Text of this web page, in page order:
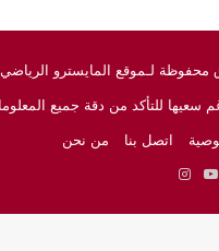
للتأكد من دقة جميع
اتصل بنا
من نحن
‫YouTubeانستقرام